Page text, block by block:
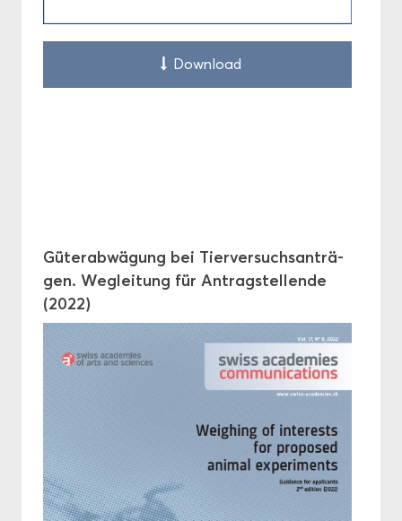
Down­load
Gü­ter­ab­wä­gung bei Tier­ver­suchs­an­trä­
gen. Weg­lei­tung für An­trag­stel­len­de
(2022)